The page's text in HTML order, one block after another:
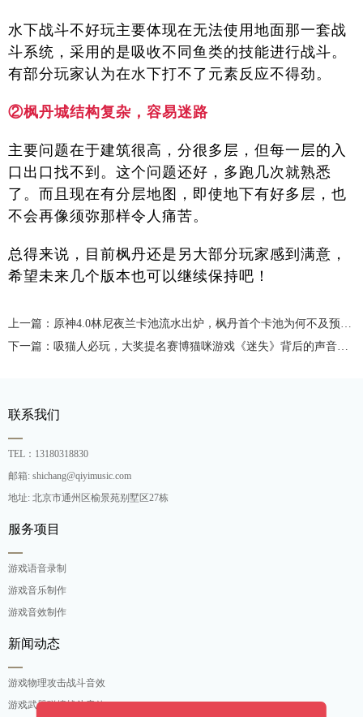
水下战斗不好玩主要体现在无法使用地面那一套战
斗系统，采用的是吸收不同鱼类的技能进行战斗。
有部分玩家认为在水下打不了元素反应不得劲。
②枫丹城结构复杂，容易迷路
主要问题在于建筑很高，分很多层，但每一层的入
口出口找不到。这个问题还好，多跑几次就熟悉
了。而且现在有分层地图，即使地下有好多层，也
不会再像须弥那样令人痛苦。
总得来说，目前枫丹还是另大部分玩家感到满意，
希望未来几个版本也可以继续保持吧！
上一篇：原神4.0林尼夜兰卡池流水出炉，枫丹首个卡池为何不及预期？
下一篇：吸猫人必玩，大奖提名赛博猫咪游戏《迷失》背后的声音制作
联系我们
TEL：13180318830
邮箱: shichang@qiyimusic.com
地址: 北京市通州区榆景苑别墅区27栋
服务项目
游戏语音录制
游戏音乐制作
游戏音效制作
新闻动态
游戏物理攻击战斗音效
游戏武器碰撞战斗音效